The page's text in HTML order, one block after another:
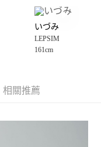
即使用無須另外申請。
自動跳轉到大哥付的交易
易確認頁面所載為準。
未通過，訂單將自動取
每月結算日後寄送繳費提
いづみ
LEPSIM
161cm
相關推薦